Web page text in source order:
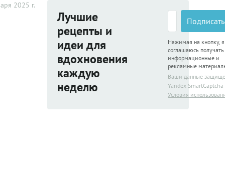
2025 г.
Лучшие
рецепты и
идеи для
вдохновения
каждую
неделю
Нажимая на кнопку, я
соглашаюсь получать
информационные и
рекламные
Ваши данные
Yandex SmartCaptcha
Условия